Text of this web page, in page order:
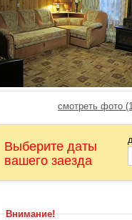
смотреть фото
Выберите даты
вашего заезда
Внимание!